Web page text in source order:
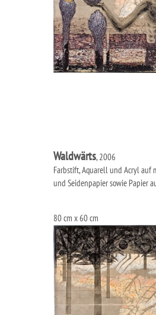
Waldwärts, 2006
Farbstift, Aquarell und Acryl auf
und Seidenpapier sowie Papier
80 cm x 60 cm